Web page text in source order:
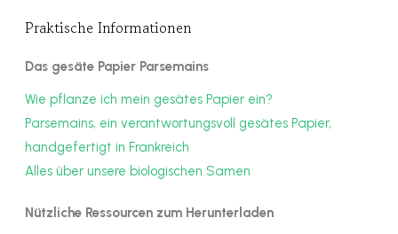
Praktische Informationen
Das gesäte Papier Parsemains
Wie pflanze ich mein gesätes Papier ein?
Parsemains, ein verantwortungsvoll gesätes Papier,
handgefertigt in Frankreich
Alles über unsere biologischen Samen
Nützliche Ressourcen zum Herunterladen